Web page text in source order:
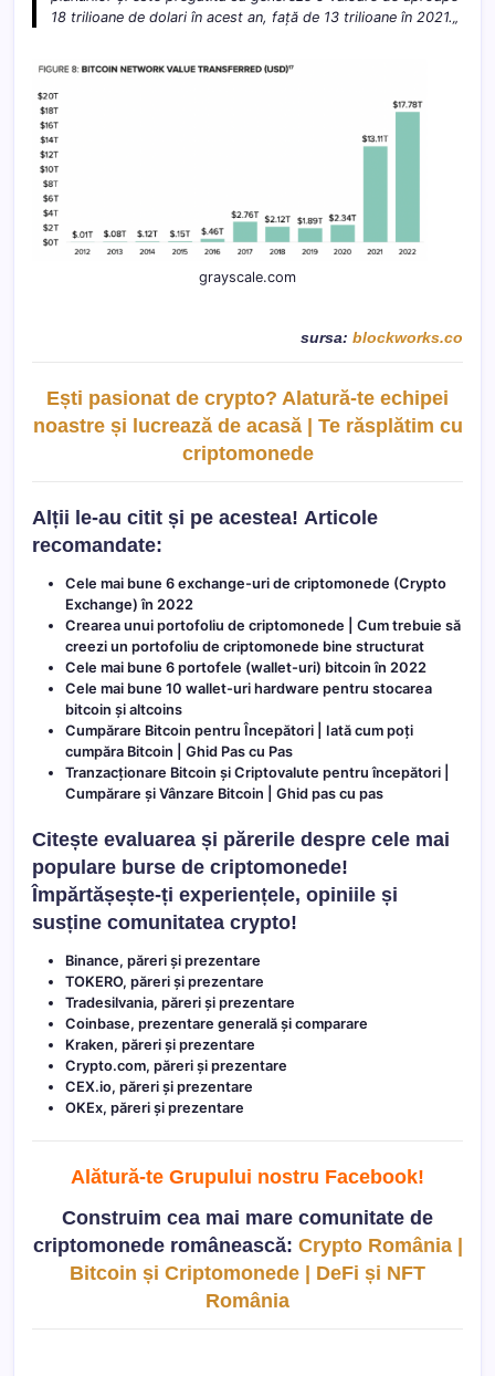
18 trilioane de dolari în acest an, față de 13 trilioane în 2021.„
grayscale.com
sursa: blockworks.co
Ești pasionat de crypto? Alatură-te echipei
noastre și lucrează de acasă | Te răsplătim cu
criptomonede
Alții le-au citit și pe acestea! Articole
recomandate:
Cele mai bune 6 exchange-uri de criptomonede (Crypto
Exchange) în 2022
Crearea unui portofoliu de criptomonede | Cum trebuie să
creezi un portofoliu de criptomonede bine structurat
Cele mai bune 6 portofele (wallet-uri) bitcoin în 2022
Cele mai bune 10 wallet-uri hardware pentru stocarea
bitcoin și altcoins
Cumpărare Bitcoin pentru Începători | Iată cum poți
cumpăra Bitcoin | Ghid Pas cu Pas
Tranzacționare Bitcoin și Criptovalute pentru începători |
Cumpărare și Vânzare Bitcoin | Ghid pas cu pas
Citește evaluarea și părerile despre cele mai
populare burse de criptomonede!
Împărtășește-ți experiențele, opiniile și
susține comunitatea crypto!
Binance, păreri și prezentare
TOKERO, păreri și prezentare
Tradesilvania, păreri și prezentare
Coinbase, prezentare generală și comparare
Kraken, păreri și prezentare
Crypto.com, păreri și prezentare
CEX.io, păreri și prezentare
OKEx, păreri și prezentare
Alătură-te Grupului nostru Facebook!
Construim cea mai mare comunitate de
criptomonede românească: Crypto România |
Bitcoin și Criptomonede | DeFi și NFT
România